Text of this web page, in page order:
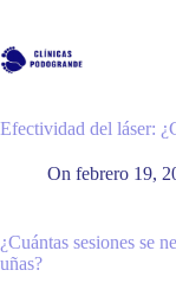
contenido
Efectividad del láser:
On febrero 19,
¿Cuántas sesiones se
uñas?